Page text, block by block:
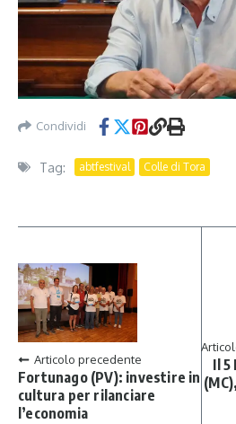
Condividi
Tag: abtfestival Colle di Tora
Articolo precedente
Fortunago (PV): investire in
cultura per rilanciare
l’economia
Il 5